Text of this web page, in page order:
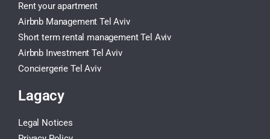
Rent your apartment
Airbnb Management Tel Aviv
Short term rental management Tel Aviv
Airbnb Investment Tel Aviv
Conciergerie Tel Aviv
Lagacy
Legal Notices